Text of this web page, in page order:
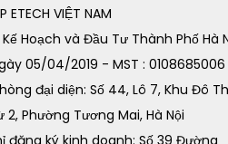
ETECH VIỆT NAM
Hoạch và Đầu Tư Thành Phố Hà
05/04/2019 - MST : 0108685006
đại diện: Số 44, Lô 7, Khu Đô
2, Phường Tương Mai, Hà Nội
đăng ký kinh doanh: Số 39 Đường